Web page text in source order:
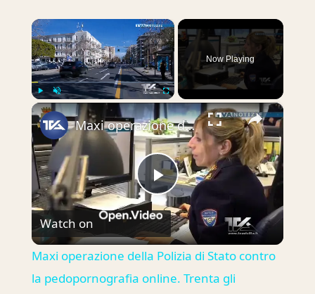
×
Play Unmute Fullscreen
Now Playing
×
Play
Video
Maxi operazione della Polizia di Stato contro la pedopornografia online. Trenta gli indagati in tutt
Watch on
Maxi operazione della Polizia di Stato contro
la pedopornografia online. Trenta gli